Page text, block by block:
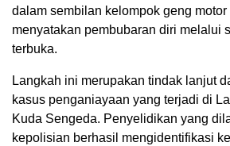
dalam sembilan kelompok geng motor
menyatakan pembubaran diri melalui
terbuka.
Langkah ini merupakan tindak lanjut
kasus penganiayaan yang terjadi di
Kuda Sengeda. Penyelidikan yang
kepolisian berhasil mengidentifikasi